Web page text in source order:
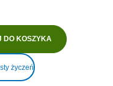
DO KOSZYKA
życzeń